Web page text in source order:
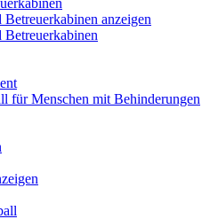
Betreuerkabinen anzeigen
Betreuerkabinen
für Menschen mit Behinderungen